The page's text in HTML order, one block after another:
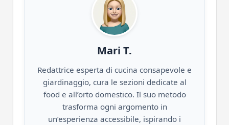
Mari T.
Redattrice esperta di cucina consapevole e
giardinaggio, cura le sezioni dedicate al
food e all’orto domestico. Il suo metodo
trasforma ogni argomento in
un’esperienza accessibile, ispirando i